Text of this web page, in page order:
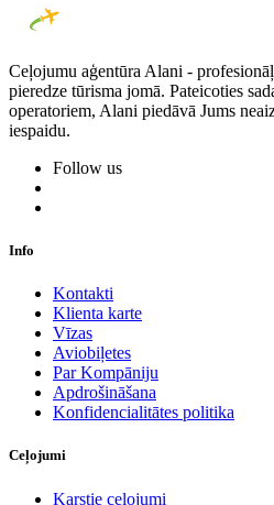
Ceļojumu aģentūra Alani -
pieredze tūrisma jomā. Pateicoties
operatoriem, Alani piedāvā Jums
iespaidu.
Follow us
Info
Kontakti
Klienta karte
Vīzas
Aviobiļetes
Par Kompāniju
Apdrošināšana
Konfidencialitātes politika
Ceļojumi
Karstie ceļojumi